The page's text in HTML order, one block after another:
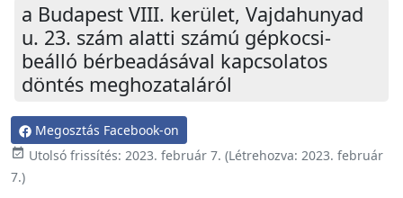
a Budapest VIII. kerület, Vajdahunyad
u. 23. szám alatti számú gépkocsi-
beálló bérbeadásával kapcsolatos
döntés meghozataláról
Megosztás Facebook-on
event_available Utolsó frissítés: 2023. február 7. (Létrehozva: 2023. február
7.)